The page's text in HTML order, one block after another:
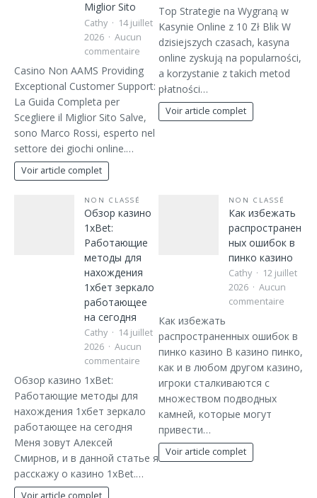
Miglior Sito
Cathy
14 juillet
2026
Aucun
commentaire
Casino Non AAMS Providing
Exceptional Customer Support:
La Guida Completa per
Scegliere il Miglior Sito Salve,
sono Marco Rossi, esperto nel
settore dei giochi online.…
Voir article complet
Top Strategie na Wygraną w
Kasynie Online z 10 Zł Blik W
dzisiejszych czasach, kasyna
online zyskują na popularności,
a korzystanie z takich metod
płatności…
Voir article complet
NON CLASSÉ
Обзор казино
1xBet:
Работающие
методы для
нахождения
1хбет зеркало
работающее
на сегодня
Cathy
14 juillet
2026
Aucun
commentaire
Обзор казино 1xBet:
Работающие методы для
нахождения 1хбет зеркало
работающее на сегодня
Меня зовут Алексей
Смирнов, и в данной статье я
расскажу о казино 1xBet.…
NON CLASSÉ
Как избежать
распространен
ных ошибок в
пинко казино
Cathy
12 juillet
2026
Aucun
commentaire
Как избежать
распространенных ошибок в
пинко казино В казино пинко,
как и в любом другом казино,
игроки сталкиваются с
множеством подводных
камней, которые могут
привести…
Voir article complet